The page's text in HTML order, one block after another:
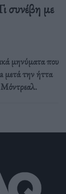
συνέβη με
μηνύματα που
μετά την ήττα